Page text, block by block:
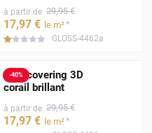
à partir de 29,95 €
17,97 € le m²*
***** GLOSS-4462a
-40%
Film covering 3D
corail brillant
à partir de 29,95 €
17,97 € le m²*